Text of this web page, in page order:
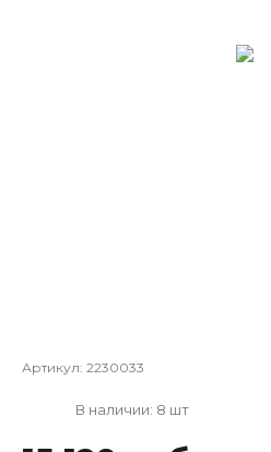
Артикул: 2230033
В наличии: 8 шт